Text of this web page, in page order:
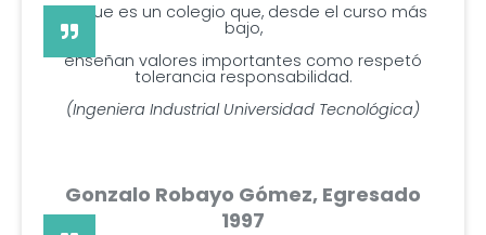
Porque es un colegio que, desde el curso más
bajo,
enseñan valores importantes como respetó
tolerancia responsabilidad.
(Ingeniera Industrial Universidad Tecnológica)
Gonzalo Robayo Gómez, Egresado
1997